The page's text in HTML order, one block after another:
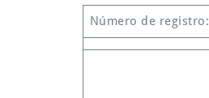
Número de registro: